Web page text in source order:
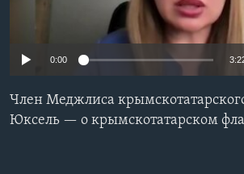
Learning English
0:00
Член Меджлиса
Юксель — о крымскотатарском